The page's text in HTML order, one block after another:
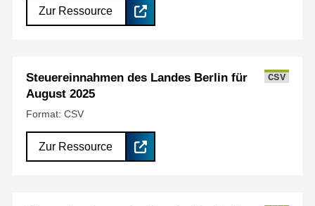
Zur Ressource
Steuereinnahmen des Landes Berlin für
August 2025
CSV
Format: CSV
Zur Ressource